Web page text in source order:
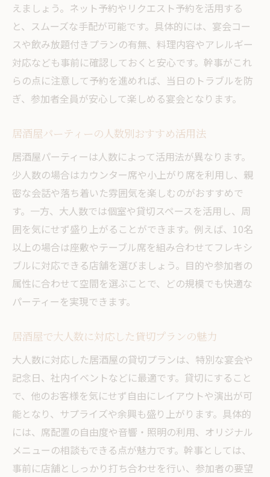
えましょう。ネット予約やリクエスト予約を活用する
と、スムーズな手配が可能です。具体的には、宴会コー
スや飲み放題付きプランの有無、料理内容やアレルギー
対応なども事前に確認しておくと安心です。幹事がこれ
らの点に注意して予約を進めれば、当日のトラブルを防
ぎ、参加者全員が安心して楽しめる宴会となります。
居酒屋パーティーの人数別おすすめ活用法
居酒屋パーティーは人数によって活用法が異なります。
少人数の場合はカウンター席や小上がり席を利用し、親
密な会話や落ち着いた雰囲気を楽しむのがおすすめで
す。一方、大人数では個室や貸切スペースを活用し、周
囲を気にせず盛り上がることができます。例えば、10名
以上の場合は座敷やテーブル席を組み合わせてフレキシ
ブルに対応できる店舗を選びましょう。目的や参加者の
属性に合わせて空間を選ぶことで、どの規模でも快適な
パーティーを実現できます。
居酒屋で大人数に対応した貸切プランの魅力
大人数に対応した居酒屋の貸切プランは、特別な宴会や
記念日、社内イベントなどに最適です。貸切にすること
で、他のお客様を気にせず自由にレイアウトや演出が可
能となり、サプライズや余興も盛り上がります。具体的
には、席配置の自由度や音響・照明の利用、オリジナル
メニューの相談もできる点が魅力です。幹事としては、
事前に店舗としっかり打ち合わせを行い、参加者の要望